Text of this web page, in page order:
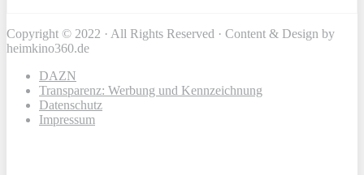
Copyright © 2022 · All Rights Reserved · Content & Design by
heimkino360.de
DAZN
Transparenz: Werbung und Kennzeichnung
Datenschutz
Impressum